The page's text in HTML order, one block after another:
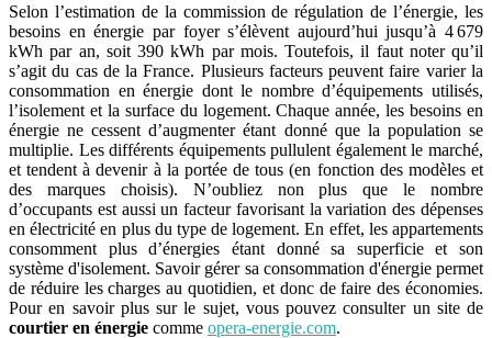
Selon l’estimation de la commission de régulation de l’énergie, les
besoins en énergie par foyer s’élèvent aujourd’hui jusqu’à 4 679
kWh par an, soit 390 kWh par mois. Toutefois, il faut noter qu’il
s’agit du cas de la France. Plusieurs facteurs peuvent faire varier la
consommation en énergie dont le nombre d’équipements utilisés,
l’isolement et la surface du logement. Chaque année, les besoins en
énergie ne cessent d’augmenter étant donné que la population se
multiplie. Les différents équipements pullulent également le marché,
et tendent à devenir à la portée de tous (en fonction des modèles et
des marques choisis). N’oubliez non plus que le nombre
d’occupants est aussi un facteur favorisant la variation des dépenses
en électricité en plus du type de logement. En effet, les appartements
consomment plus d’énergies étant donné sa superficie et son
système d'isolement. Savoir gérer sa consommation d'énergie permet
de réduire les charges au quotidien, et donc de faire des économies.
Pour en savoir plus sur le sujet, vous pouvez consulter un site de
courtier en énergie comme opera-energie.com.